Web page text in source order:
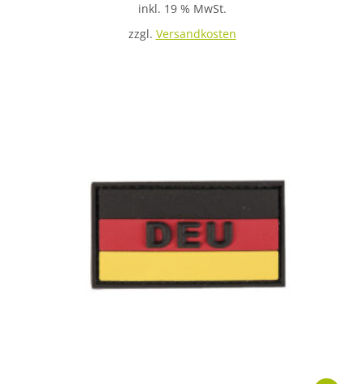
inkl. 19 % MwSt.
zzgl. Versandkosten